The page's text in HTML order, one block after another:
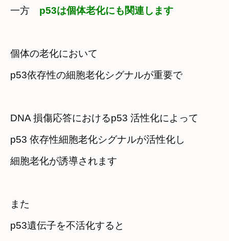
一方 p53は個体老化にも関連します
個体の老化において
p53依存性の細胞老化シグナルが重要で
DNA 損傷応答におけるp53 活性化によって
p53 依存性細胞老化シグナルが活性化し
細胞老化が誘導されます
また
p53遺伝子を不活化すると